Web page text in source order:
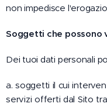
non impedisce
Soggetti che possono
Dei tuoi dati personali
a. soggetti il cui
servizi offerti dal Sito